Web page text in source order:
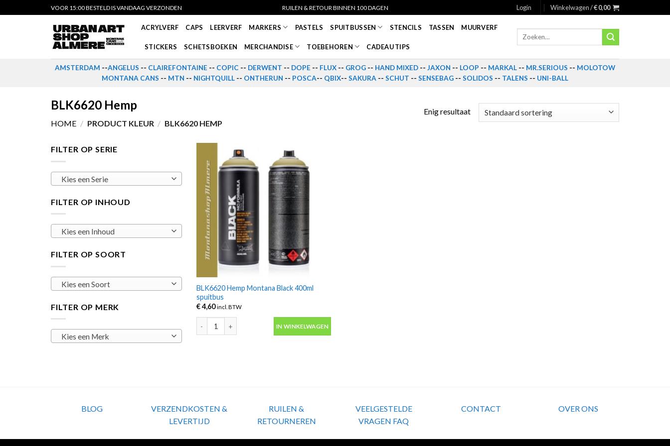
to
VOOR 15:00 BESTELD IS VANDAAG VERZONDEN RUILEN & RETOUR BINNEN 100 DAGEN Login Winkelwagen /€0,00
ACRYLVERF CAPS LEERVERF MARKERS PASTELS SPUITBUSSEN STENCILS TASSEN MUURVERF
STICKERS SCHETSBOEKEN MERCHANDISE TOEBEHOREN CADEAU TIPS
Zoeken
AMSTERDAM --ANGELUS -- CLAIREFONTAINE -- COPIC -- DERWENT -- DOPE -- FLUX -- GROG -- HAND MIXED -- JAXON -- LOOP -- MARKAL -- MR.SERIOUS -- MOLOTOW
MONTANA CANS -- MTN -- NIGHTQUILL -- ONTHERUN -- POSCA-- QBIX-- SAKURA -- SCHUT -- SENSEBAG -- SOLIDOS -- TALENS -- UNI-BALL
BLK6620 Hemp
HOME / PRODUCT KLEUR / BLK6620 HEMP
Enig resultaat
FILTER OP SERIE
Kies een Serie
FILTER OP INHOUD
Kies een Inhoud
FILTER OP SOORT
Kies een Soort
FILTER OP MERK
Kies een Merk
BLK6620 Hemp Montana Black 400ml
spuitbus
€4,60 incl. BTW
IN WINKELWAGEN
BLOG
VERZENDKOSTEN &
LEVERTIJD
RUILEN &
RETOURNEREN
VEELGESTELDE
VRAGEN FAQ
CONTACT OVER ONS